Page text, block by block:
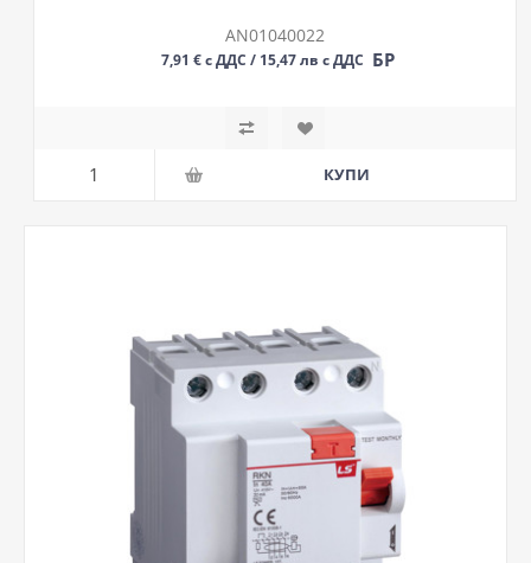
AN01040022
7,91 € с ДДС / 15,47 лв с ДДС БР